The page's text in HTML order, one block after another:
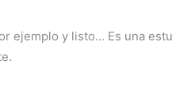
ejemplo y listo… Es una